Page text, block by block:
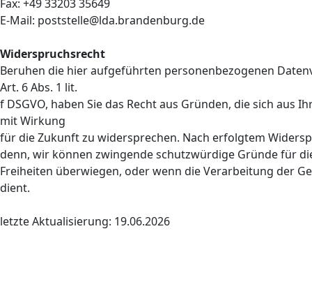
Fax: +49 33203 35649
E-Mail: poststelle@lda.brandenburg.de
Widerspruchsrecht
Beruhen die hier aufgeführten personenbezogenen
Art. 6 Abs. 1 lit.
f DSGVO, haben Sie das Recht aus Gründen, die sich
mit Wirkung
für die Zukunft zu widersprechen. Nach erfolgtem
denn, wir können zwingende schutzwürdige Gründe für
Freiheiten überwiegen, oder wenn die Verarbeitung der
dient.
letzte Aktualisierung: 19.06.2026